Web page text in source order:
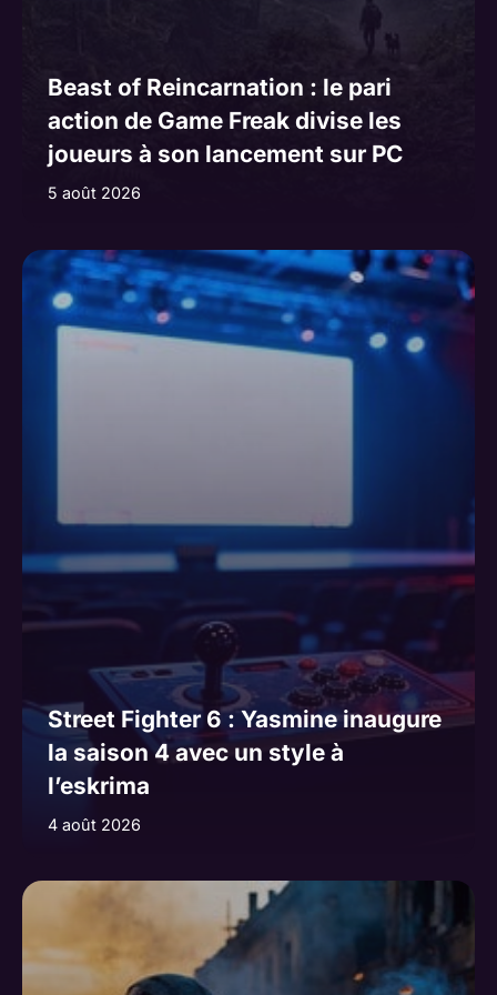
Beast of Reincarnation : le pari
action de Game Freak divise les
joueurs à son lancement sur PC
5 août 2026
Street Fighter 6 : Yasmine inaugure
la saison 4 avec un style à
l’eskrima
4 août 2026